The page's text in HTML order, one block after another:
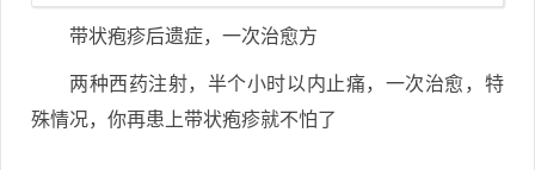
带状疱疹后遗症，一次治愈方
两种西药注射，半个小时以内止痛，一次治愈，特
殊情况，你再患上带状疱疹就不怕了